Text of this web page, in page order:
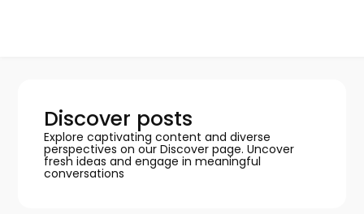
Discover posts
Explore captivating content and diverse
perspectives on our Discover page. Uncover
fresh ideas and engage in meaningful
conversations